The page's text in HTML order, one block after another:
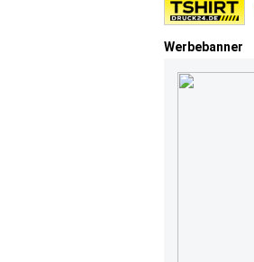
Werbebanner